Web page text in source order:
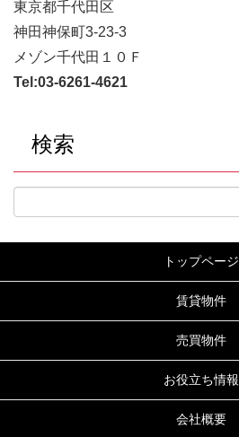
東京都千代田区
神田神保町3-23-3
メゾン千代田１０Ｆ
Tel:03-6261-4621
検索
トップページ
賃貸物件
売買物件
お役立ち情報
会社概要